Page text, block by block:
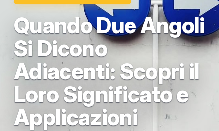
Quando Due Angoli
Si Dicono
Adiacenti: Scopri il
Loro Significato e
Applicazioni